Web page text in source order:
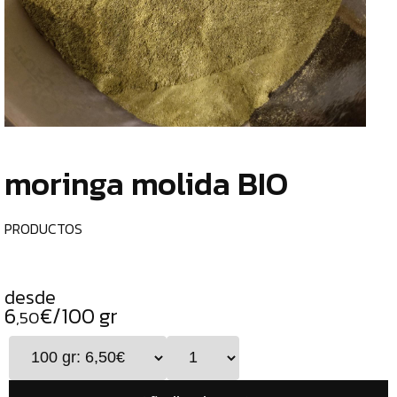
TIENDA
CHOCOLATES
ESPECIALES
ESPECIAS
CAFÉS
GENERAL
INFUSIONES
LEGUMBRES
SEMILLAS
moringa molida BIO
PRODUCTOS
desde
6,50€/100 gr